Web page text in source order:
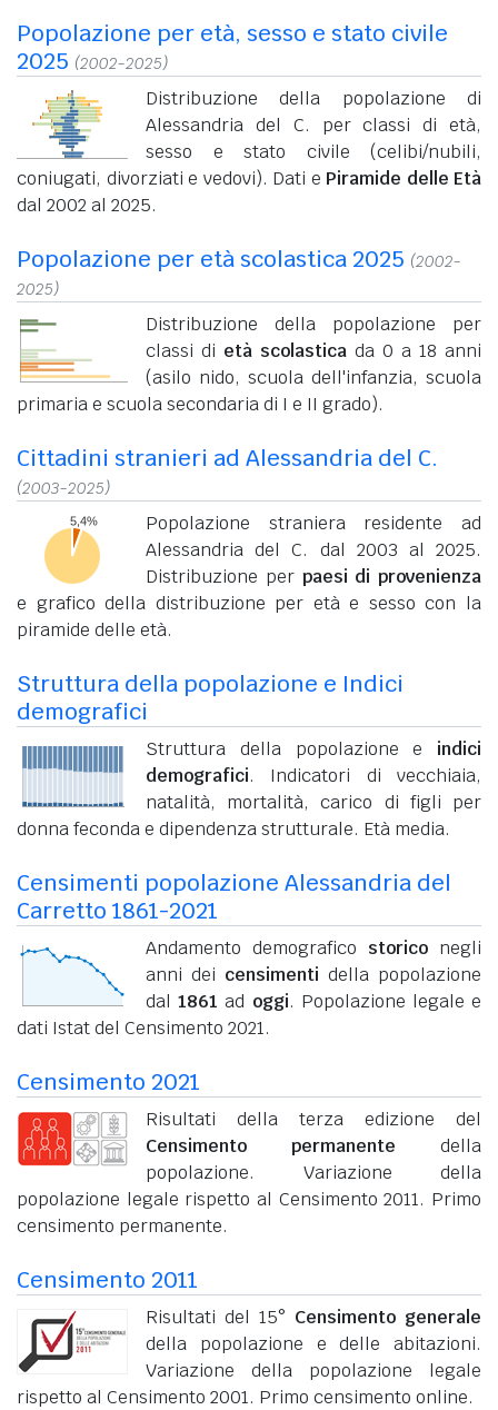
Popolazione per età, sesso e stato civile
2025 (2002-2025)
Distribuzione della popolazione di
Alessandria del C. per classi di età,
sesso e stato civile (celibi/nubili,
coniugati, divorziati e vedovi). Dati e Piramide delle Età
dal 2002 al 2025.
Popolazione per età scolastica 2025 (2002-
2025)
Distribuzione della popolazione per
classi di età scolastica da 0 a 18 anni
(asilo nido, scuola dell'infanzia, scuola
primaria e scuola secondaria di I e II grado).
Cittadini stranieri ad Alessandria del C.
(2003-2025)
Popolazione straniera residente ad
Alessandria del C. dal 2003 al 2025.
Distribuzione per paesi di provenienza
e grafico della distribuzione per età e sesso con la
piramide delle età.
Struttura della popolazione e Indici
demografici
Struttura della popolazione e indici
demografici. Indicatori di vecchiaia,
natalità, mortalità, carico di figli per
donna feconda e dipendenza strutturale. Età media.
Censimenti popolazione Alessandria del
Carretto 1861-2021
Andamento demografico storico negli
anni dei censimenti della popolazione
dal1861 ad oggi. Popolazione legale e
dati Istat del Censimento 2021.
Censimento 2021
Risultati della terza edizione del
Censimento permanente della
popolazione. Variazione della
popolazione legale rispetto al Censimento 2011. Primo
censimento permanente.
Censimento 2011
Risultati del 15° Censimento generale
della popolazione e delle abitazioni.
Variazione della popolazione legale
rispetto al Censimento 2001. Primo censimento online.